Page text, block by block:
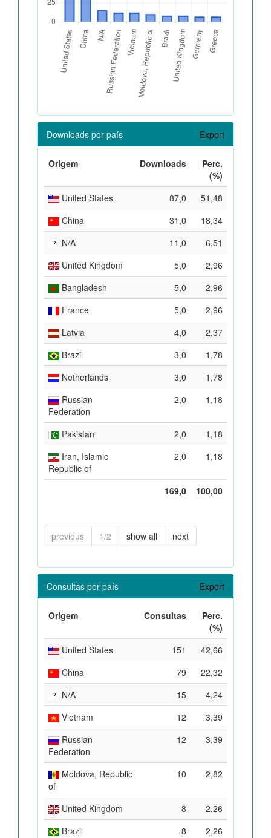
Downloads por país Export
Origem Downloads
Perc.
(%)
United States
87,0
51,48
China
31,0
18,34
N/A
11,0
6,51
United Kingdom
5,0
2,96
Bangladesh
5,0
2,96
France
5,0
2,96
Latvia
4,0
2,37
Brazil
3,0
1,78
Netherlands
3,0
1,78
Russian
Federation
2,0 1,18
Pakistan 2,0
1,18
Iran, Islamic
Republic of
2,0 1,18
169,0 100,00
previous 1/2 show all next
Consultas por país Export
Origem Consultas
Perc.
(%)
United States
151
42,66
China
79
22,32
N/A
15
4,24
Vietnam
12
3,39
Russian
Federation
12 3,39
Moldova, Republic
of
10 2,82
United Kingdom 8
2,26
Brazil
8
2,26